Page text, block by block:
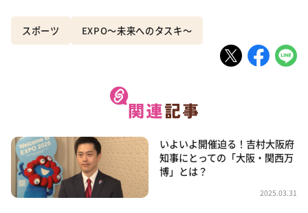
スポーツ EXPO～未来へのタスキ～
いよいよ開催迫る！吉村大阪府
知事にとっての「大阪・関西万
博」とは？
2025.03.31